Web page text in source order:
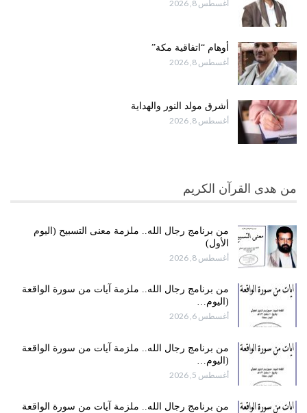
أغسطس 8, 2026
أوهام “اتفاقية مكة”
أغسطس 8, 2026
أشرق مولد النور والهداية
أغسطس 8, 2026
من هدى القرآن الكريم
من برنامج رجال الله.. ملزمة معنى التسبيح (اليوم
الأول)
أغسطس 8, 2026
من برنامج رجال الله.. ملزمة آيات من سورة الواقعة
(اليوم…
أغسطس 6, 2026
من برنامج رجال الله.. ملزمة آيات من سورة الواقعة
(اليوم…
أغسطس 5, 2026
من برنامج رجال الله.. ملزمة آيات من سورة الواقعة